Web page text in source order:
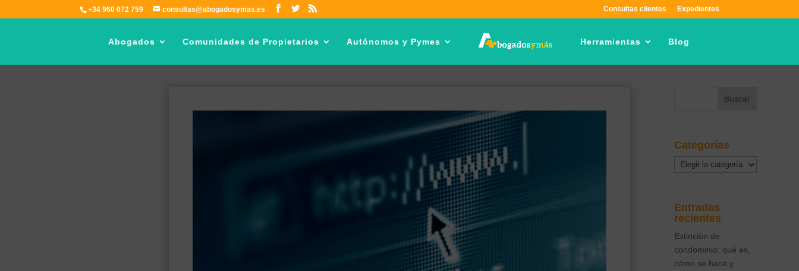
+34 960 072 759 consultas@abogadosymas.es Consultas clientes Expedientes
Abogados Comunidades de Propietarios Autónomos y Pymes Herramientas Blog
Categorías
Categorías
Entradas
recientes
Extinción de
condominio: qué es,
cómo se hace y